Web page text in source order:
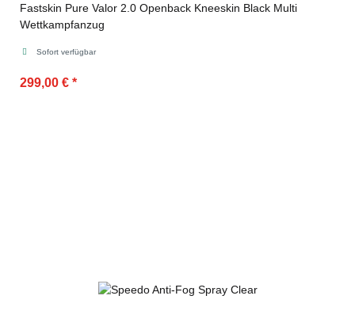
Fastskin Pure Valor 2.0 Openback Kneeskin Black Multi
Wettkampfanzug
Sofort verfügbar
299,00 € *